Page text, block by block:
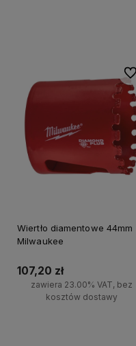
Wiertło diamentowe 44mm
Milwaukee
107,20 zł
zawiera 23.00% VAT, bez
kosztów dostawy